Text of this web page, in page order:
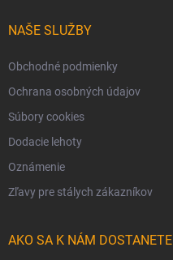
NAŠE SLUŽBY
Obchodné podmienky
Ochrana osobných údajov
Súbory cookies
Dodacie lehoty
Oznámenie
Zľavy pre stálych zákazníkov
AKO SA K NÁM DOSTANETE